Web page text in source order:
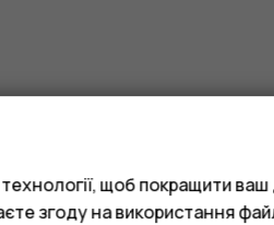
щоб покращити ваш
згоду на використання